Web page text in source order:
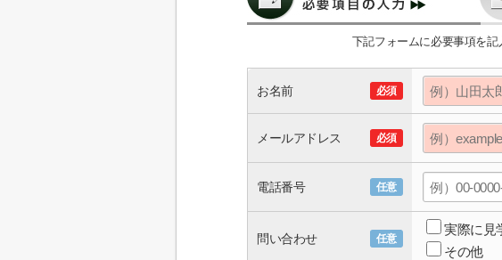
下記フォームに必要事項を
お名前 必須
メールアドレス 必須
電話番号 任意
問い合わせ 任意
実際に見
その他